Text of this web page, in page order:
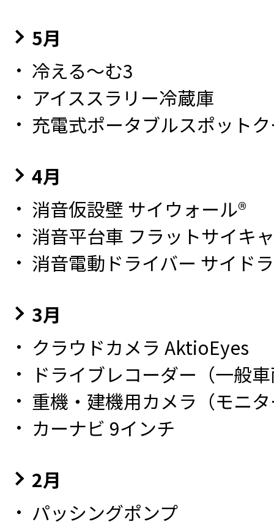
5月
冷える～む3
アイススラリー冷蔵庫
充電式ポータブルスポット
4月
消音仮設壁 サイウォール®
消音平台車 フラットサイキ
消音電動ドライバー サイド
3月
クラウドカメラ AktioEyes
ドライブレコーダー（一般
重機・建機用カメラ（モニ
カーナビ 9インチ
2月
パッシングポンプ